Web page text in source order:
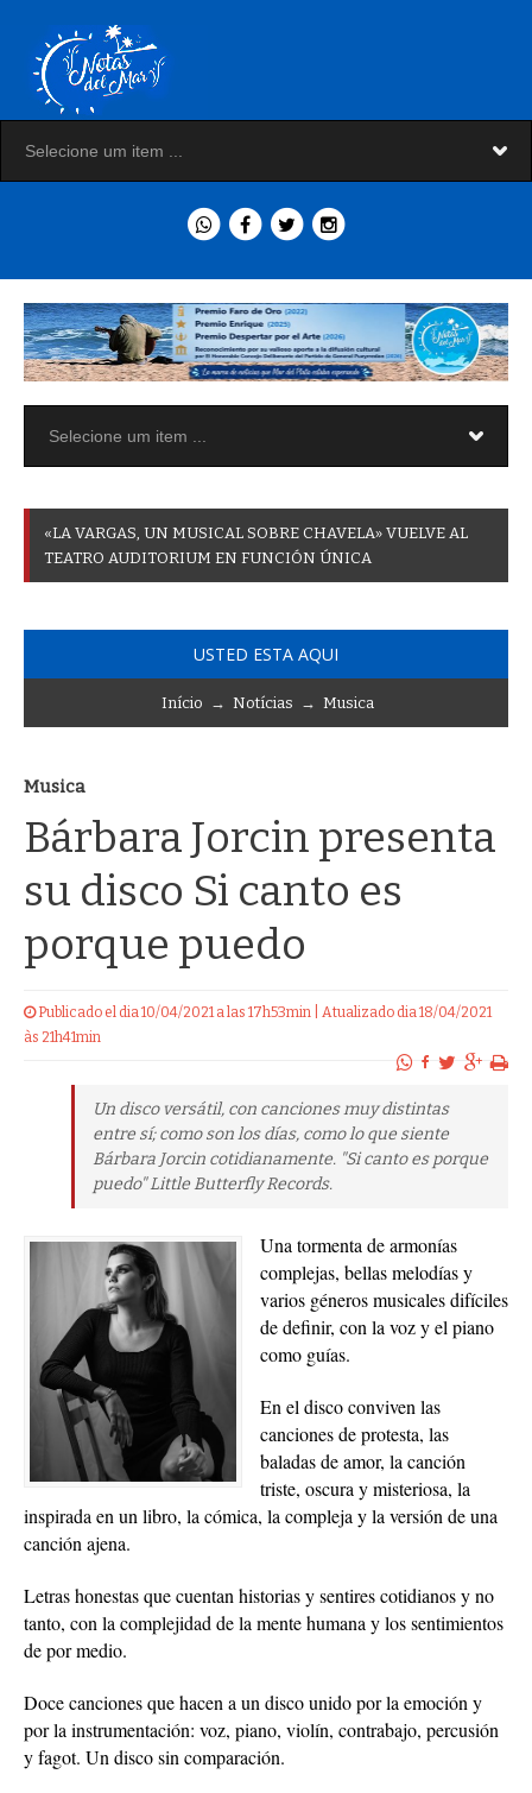
«LA VARGAS UN MUSICAL SOBRE CHAVELA» VUELVE AL
TEATRO AUDITORIUM EN FUNCIÓN ÚNICA
USTED ESTA AQUI
Início → Notícias → Musica
Musica
Bárbara Jorcin presenta
su disco Si canto es
porque puedo
Publicado el dia 10/04/2021 a las 17h53min | Atualizado dia 18/04/2021
às 21h41min
Un disco versátil, con canciones muy distintas
entre sí; como son los días, como lo que siente
Bárbara Jorcin cotidianamente. "Si canto es porque
puedo" Little Butterfly Records.
Una tormenta de armonías
complejas, bellas melodías y
varios géneros musicales difíciles
de definir, con la voz y el piano
como guías.
En el disco conviven las
canciones de protesta, las
baladas de amor, la canción
triste, oscura y misteriosa, la
inspirada en un libro, la cómica, la compleja y la versión de una
canción ajena.
Letras honestas que cuentan historias y sentires cotidianos y no
tanto, con la complejidad de la mente humana y los sentimientos
de por medio.
Doce canciones que hacen a un disco unido por la emoción y
por la instrumentación: voz, piano, violín, contrabajo, percusión
y fagot. Un disco sin comparación.